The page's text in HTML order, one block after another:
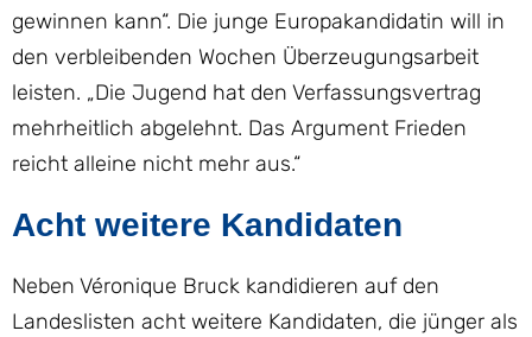
gewinnen kann“. Die junge Europakandidatin will in
den verbleibenden Wochen Überzeugungsarbeit
leisten. „Die Jugend hat den Verfassungsvertrag
mehrheitlich abgelehnt. Das Argument Frieden
reicht alleine nicht mehr aus.“
Acht weitere Kandidaten
Neben Véronique Bruck kandidieren auf den
Landeslisten acht weitere Kandidaten, die jünger als